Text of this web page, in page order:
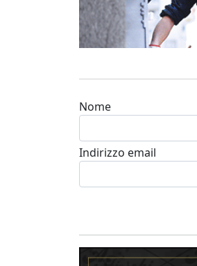
Nome
Indirizzo email